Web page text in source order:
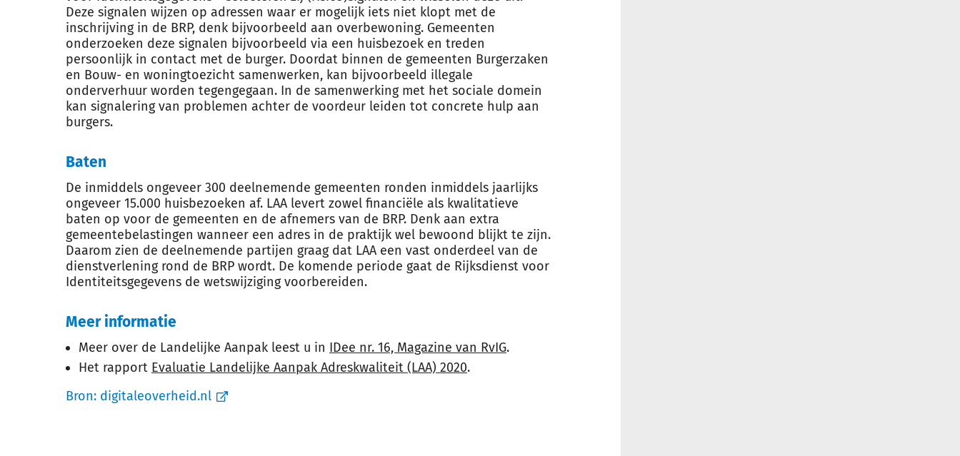
Deze signalen wijzen op adressen waar er mogelijk iets niet klopt met de
inschrijving in de BRP, denk bijvoorbeeld aan overbewoning. Gemeenten
onderzoeken deze signalen bijvoorbeeld via een huisbezoek en treden
persoonlijk in contact met de burger. Doordat binnen de gemeenten Burgerzaken
en Bouw- en woningtoezicht samenwerken, kan bijvoorbeeld illegale
onderverhuur worden tegengegaan. In de samenwerking met het sociale domein
kan signalering van problemen achter de voordeur leiden tot concrete hulp aan
burgers.
Baten
De inmiddels ongeveer 300 deelnemende gemeenten ronden inmiddels jaarlijks
ongeveer 15.000 huisbezoeken af. LAA levert zowel financiële als kwalitatieve
baten op voor de gemeenten en de afnemers van de BRP. Denk aan extra
gemeentebelastingen wanneer een adres in de praktijk wel bewoond blijkt te zijn.
Daarom zien de deelnemende partijen graag dat LAA een vast onderdeel van de
dienstverlening rond de BRP wordt. De komende periode gaat de Rijksdienst voor
Identiteitsgegevens de wetswijziging voorbereiden.
Meer informatie
Meer over de Landelijke Aanpak leest u in IDee nr. 16, Magazine van RvIG.
Het rapport Evaluatie Landelijke Aanpak Adreskwaliteit (LAA) 2020.
Bron: digitaleoverheid.nl